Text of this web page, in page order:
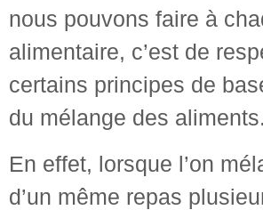
nous pouvons faire à
alimentaire, c’est de
certains principes de
du mélange des aliments.
En effet, lorsque l’on
d’un même repas